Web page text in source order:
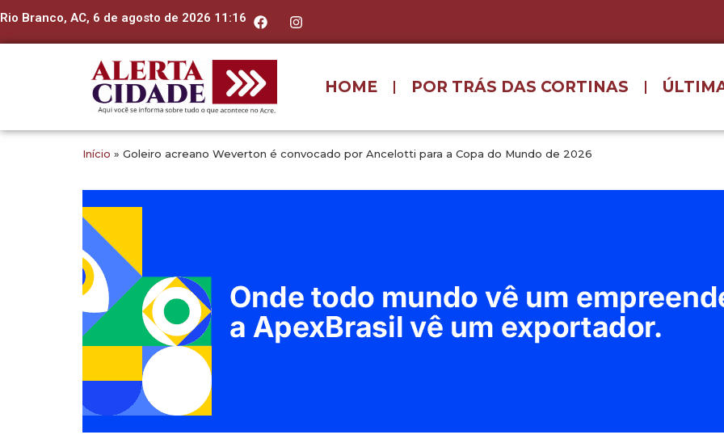
Rio Branco, AC, 6 de agosto de 2026 11:16
HOME POR TRÁS DAS CORTINAS
Início » Goleiro acreano Weverton é convocado por Ancelotti para a Copa do Mundo de 2026